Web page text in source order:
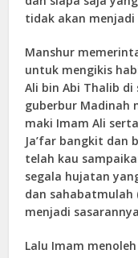
tidak akan menjadi
Manshur
untuk mengikis
Ali bin Abi Thalib
guberbur Madinah
maki Imam Ali
Ja’far bangkit dan
telah kau
segala hujatan
dan sahabatmulah
menjadi
Lalu Imam